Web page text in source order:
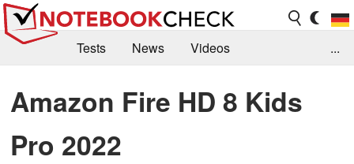
Tests News
Videos
Kaufberatung
Deals Suche
Jobs
Forum
...
Amazon Fire HD 8 Kids
Pro 2022